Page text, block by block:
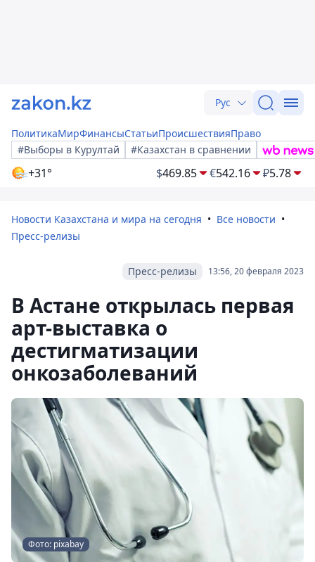
Рус
ПолитикаМирФинансыСтатьиПроисшествияПраво
#Выборы в Курултай
#Казахстан в сравнении
+31° $469.85 €542.16 ₽5.78
Новости Казахстана и мира на сегодня
Все новости
Пресс-релизы
13:56, 20 февраля 2023
Пресс-релизы
В Астане открылась первая
арт-выставка о
дестигматизации
онкозаболеваний
Фото: pixabay